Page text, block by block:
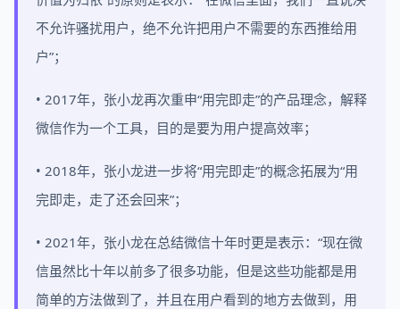
不允许骚扰用户，绝不允许把用户不需要的东西推给用
户”；
• 2017年，张小龙再次重申“用完即走”的产品理念，解释
微信作为一个工具，目的是要为用户提高效率；
• 2018年，张小龙进一步将“用完即走”的概念拓展为“用
完即走，走了还会回来”；
• 2021年，张小龙在总结微信十年时更是表示：“现在微
信虽然比十年以前多了很多功能，但是这些功能都是用
简单的方法做到了，并且在用户看到的地方去做到，用